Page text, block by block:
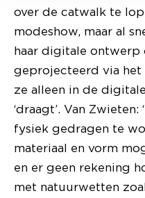
over de catwalk te
modeshow, maar al
haar digitale ontwerp
geprojecteerd via het
ze alleen in de
‘draagt’. Van
fysiek gedragen te
materiaal en vorm
en er geen rekening
met natuurwetten